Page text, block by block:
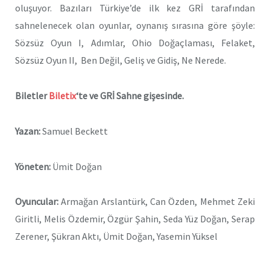
oluşuyor. Bazıları Türkiye’de ilk kez GRİ tarafından
sahnelenecek olan oyunlar, oynanış sırasına göre şöyle:
Sözsüz Oyun I, Adımlar, Ohio Doğaçlaması, Felaket,
Sözsüz Oyun II, Ben Değil, Geliş ve Gidiş, Ne Nerede.
Biletler Biletix‘te ve GRİ Sahne gişesinde.
Yazan:Samuel Beckett
Yöneten: Ümit Doğan
Oyuncular: Armağan Arslantürk, Can Özden, Mehmet Zeki
Giritli, Melis Özdemir, Özgür Şahin, Seda Yüz Doğan, Serap
Zerener, Şükran Aktı, Ümit Doğan, Yasemin Yüksel